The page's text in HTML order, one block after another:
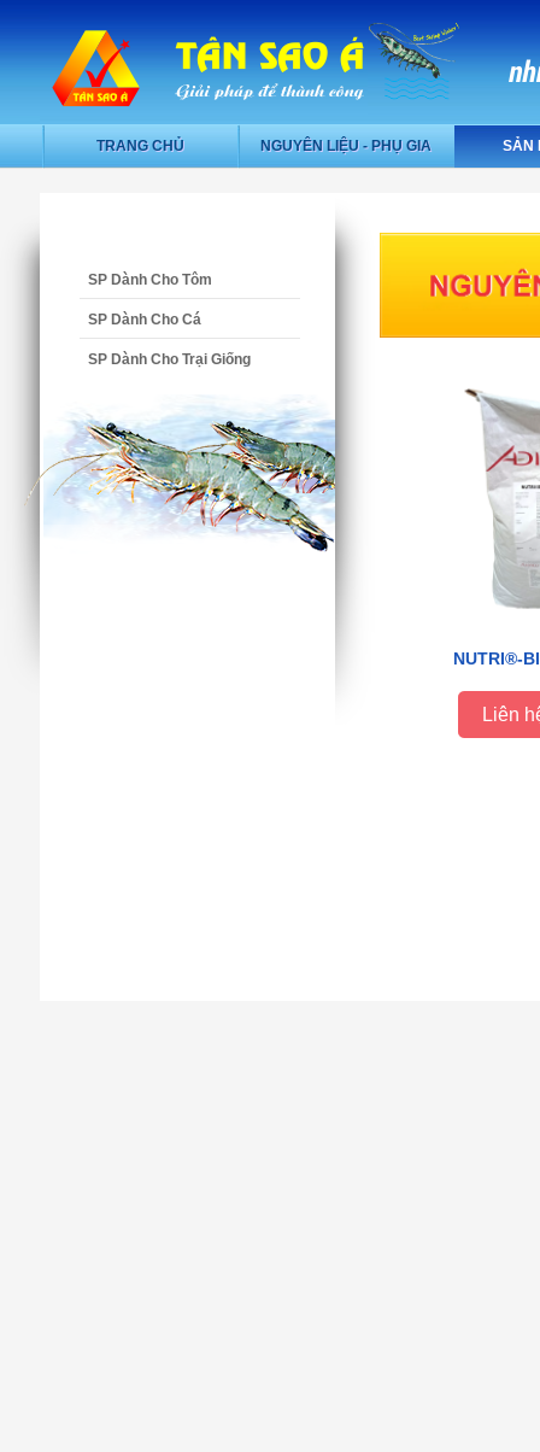
TRANG CHỦ NGUYÊN LIỆU - PHỤ GIA SẢN
SP Dành Cho Tôm
SP Dành Cho Cá
SP Dành Cho Trại Giống
NUTRI®-
Liên